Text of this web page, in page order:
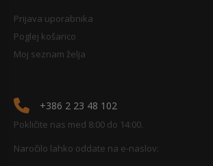
Prijava uporabnika
Poglej košarico
Moj seznam želja
+386 2 23 48 102
Pokličite nas med 8:00 do 14:00.
Naročilo lahko oddate na e-naslov: